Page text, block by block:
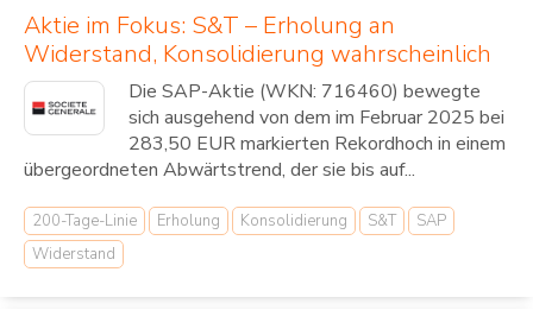
Aktie im Fokus: S&T – Erholung an
Widerstand, Konsolidierung wahrscheinlich
Die SAP-Aktie (WKN: 716460) bewegte
sich ausgehend von dem im Februar 2025 bei
283,50 EUR markierten Rekordhoch in einem
übergeordneten Abwärtstrend, der sie bis auf...
200-Tage-Linie Erholung Konsolidierung S&T
SAP
Widerstand